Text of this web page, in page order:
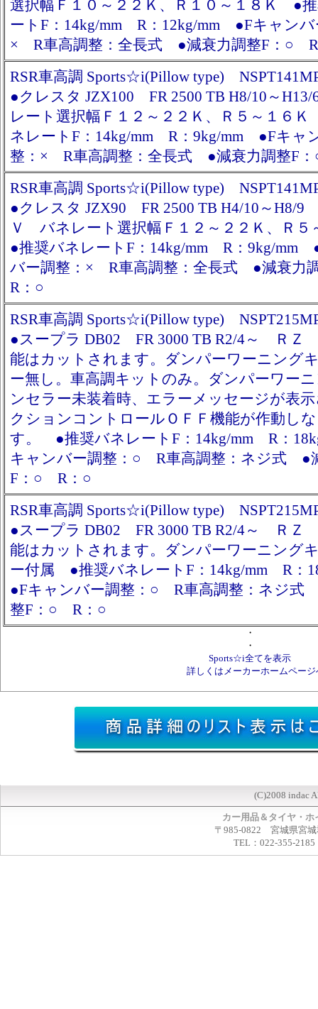
選択幅Ｆ１０～２２Ｋ、Ｒ１０～１８Ｋ ●
ートF：14kg/mm R：12kg/mm ●Fキャンバ
× R車高調整：全長式 ●減衰力調整F：○
RSR車高調 Sports☆i(Pillow type)
●クレスタ JZX100 FR 2500 TB H8/10～
レート選択幅Ｆ１２～２２Ｋ、Ｒ５～１６
ネレートF：14kg/mm R：9kg/mm ●Fキャ
整：× R車高調整：全長式 ●減衰力調整F
RSR車高調 Sports☆i(Pillow type)
●クレスタ JZX90 FR 2500 TB H4/10～H8/
Ｖ バネレート選択幅Ｆ１２～２２Ｋ、Ｒ
●推奨バネレートF：14kg/mm R：9kg/mm
バー調整：× R車高調整：全長式 ●減衰
R：○
RSR車高調 Sports☆i(Pillow type)
●スープラ DB02 FR 3000 TB R2/4～ ＲＺ
能はカットされます。ダンパーワーニング
ー無し。車高調キットのみ。ダンパーワー
ンセラー未装着時、エラーメッセージが表
クションコントロールＯＦＦ機能が作動し
す。 ●推奨バネレートF：14kg/mm R：
キャンバー調整：○ R車高調整：ネジ式 ●
F：○ R：○
RSR車高調 Sports☆i(Pillow type)
●スープラ DB02 FR 3000 TB R2/4～ ＲＺ
能はカットされます。ダンパーワーニング
ー付属 ●推奨バネレートF：14kg/mm R：
●Fキャンバー調整：○ R車高調整：ネジ式
整F：○ R：○
・
・
Sports☆i全てを表示
詳しくはメーカーホームページ
(C)2008 indac
カー用品＆タイヤ・
〒985-0822 宮城県宮城
TEL：022-355-